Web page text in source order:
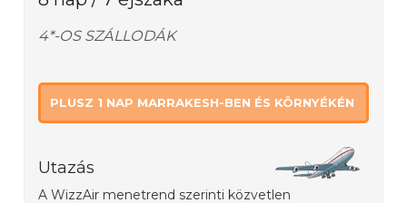
4*-OS SZÁLLODÁK
PLUSZ 1 NAP MARRAKESH-BEN ÉS KÖRNYÉKÉN
Utazás
A WizzAir menetrend szerinti közvetlen